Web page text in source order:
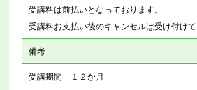
受講料は前払いとなっております。
受講料お支払い後のキャンセルは受け付けて
備考
受講期間 １２か月